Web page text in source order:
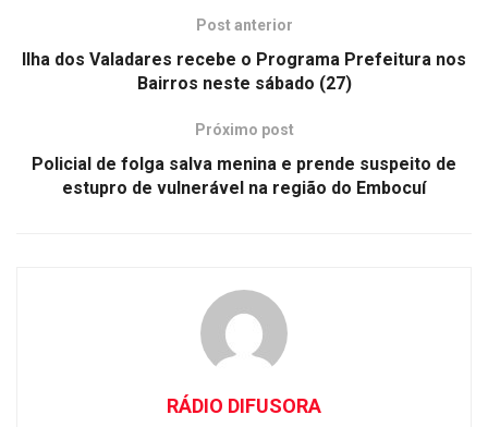
Post anterior
Ilha dos Valadares recebe o Programa Prefeitura nos
Bairros neste sábado (27)
Próximo post
Policial de folga salva menina e prende suspeito de
estupro de vulnerável na região do Embocuí
RÁDIO DIFUSORA